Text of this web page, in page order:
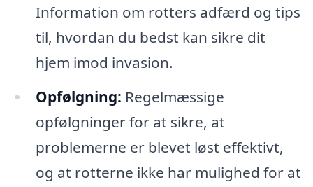
Information om rotters adfærd og tips
til, hvordan du bedst kan sikre dit
hjem imod invasion.
Opfølgning: Regelmæssige
opfølgninger for at sikre, at
problemerne er blevet løst effektivt,
og at rotterne ikke har mulighed for at